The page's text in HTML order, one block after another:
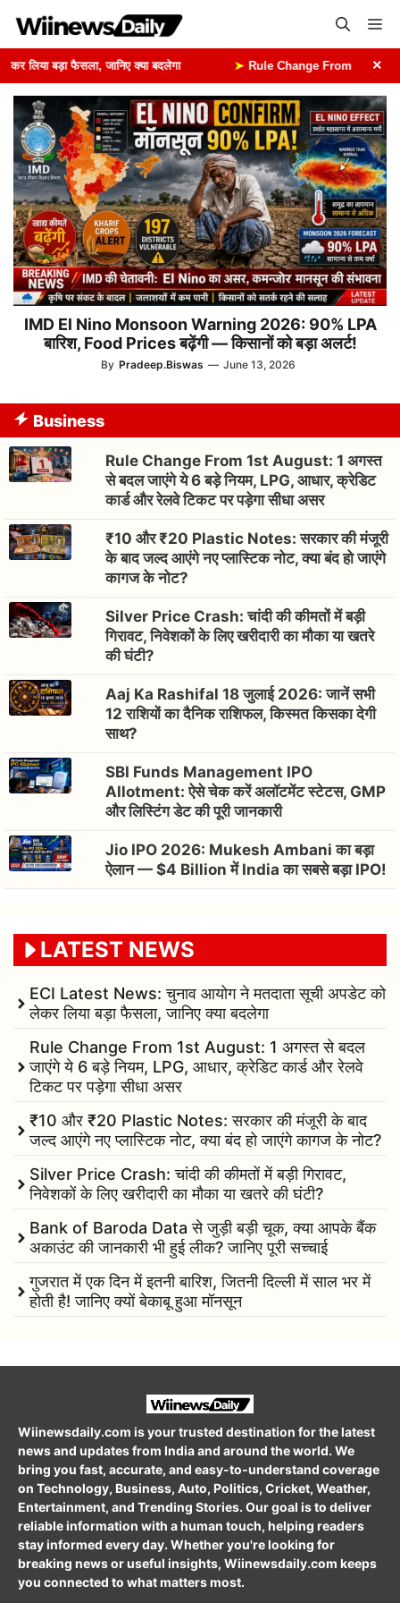
content
बड़ा फैसला, जानिए क्या बदलेगा Rule Change From 1st ×
IMD El Nino Monsoon Warning 2026: 90% LPA
बारिश, Food Prices बढ़ेंगी — किसानों को बड़ा अलर्ट!
By Pradeep.Biswas — June 13, 2026
Business
Rule Change From 1st August: 1 अगस्त
से बदल जाएंगे ये 6 बड़े नियम, LPG, आधार, क्रेडिट
कार्ड और रेलवे टिकट पर पड़ेगा सीधा असर
₹10 और ₹20 Plastic Notes: सरकार की मंजूरी
के बाद जल्द आएंगे नए प्लास्टिक नोट, क्या बंद हो जाएंगे
कागज के नोट?
Silver Price Crash: चांदी की कीमतों में बड़ी
गिरावट, निवेशकों के लिए खरीदारी का मौका या खतरे
की घंटी?
Aaj Ka Rashifal 18 जुलाई 2026: जानें सभी
12 राशियों का दैनिक राशिफल, किस्मत किसका देगी
साथ?
SBI Funds Management IPO
Allotment: ऐसे चेक करें अलॉटमेंट स्टेटस, GMP
और लिस्टिंग डेट की पूरी जानकारी
Jio IPO 2026: Mukesh Ambani का बड़ा
ऐलान — $4 Billion में India का सबसे बड़ा IPO!
LATEST NEWS
ECI Latest News: चुनाव आयोग ने मतदाता सूची अपडेट को
लेकर लिया बड़ा फैसला, जानिए क्या बदलेगा
Rule Change From 1st August: 1 अगस्त से बदल
जाएंगे ये 6 बड़े नियम, LPG, आधार, क्रेडिट कार्ड और रेलवे
टिकट पर पड़ेगा सीधा असर
₹10 और ₹20 Plastic Notes: सरकार की मंजूरी के बाद
जल्द आएंगे नए प्लास्टिक नोट, क्या बंद हो जाएंगे कागज के नोट?
Silver Price Crash: चांदी की कीमतों में बड़ी गिरावट,
निवेशकों के लिए खरीदारी का मौका या खतरे की घंटी?
Bank of Baroda Data से जुड़ी बड़ी चूक, क्या आपके बैंक
अकाउंट की जानकारी भी हुई लीक? जानिए पूरी सच्चाई
गुजरात में एक दिन में इतनी बारिश, जितनी दिल्ली में साल भर में
होती है! जानिए क्यों बेकाबू हुआ मॉनसून
Wiinewsdaily.com is your trusted destination for the latest
news and updates from India and around the world. We
bring you fast, accurate, and easy-to-understand coverage
on Technology, Business, Auto, Politics, Cricket, Weather,
Entertainment, and Trending Stories. Our goal is to deliver
reliable information with a human touch, helping readers
stay informed every day. Whether you're looking for
breaking news or useful insights, Wiinewsdaily.com keeps
you connected to what matters most.